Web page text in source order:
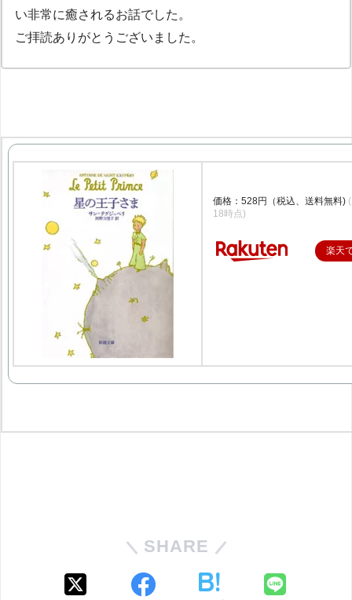
い非常に癒されるお話でした。
ご拝読ありがとうございました。
価格：528円（税込、送料無料)
18時点)
楽天
SHARE